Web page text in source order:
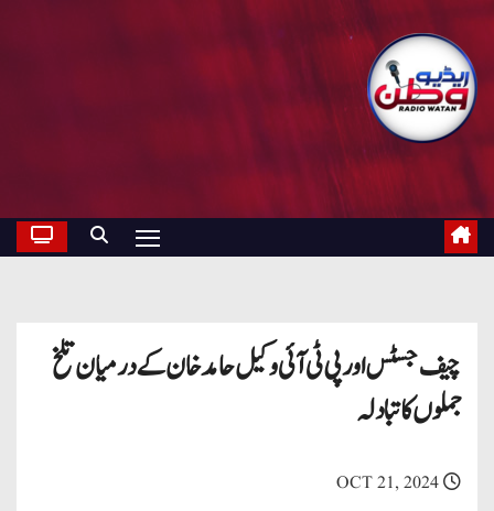
چیف جسٹس اور پی ٹی آئی وکیل حامد خان کے درمیان تلخ
جملوں کا تبادلہ
OCT 21, 2024